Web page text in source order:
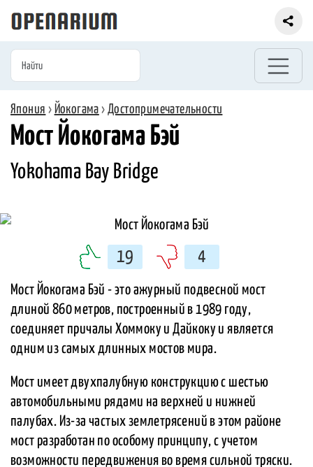
Япония › Йокогама ›Достопримечательности
Мост Йокогама Бэй
Yokohama Bay Bridge
19 4
Мост Йокогама Бэй - это ажурный подвесной мост
длиной 860 метров, построенный в 1989 году,
соединяет причалы Хоммоку и Дайкоку и является
одним из самых длинных мостов мира.
Мост имеет двухпалубную конструкцию с шестью
автомобильными рядами на верхней и нижней
палубах. Из-за частых землетрясений в этом районе
мост разработан по особому принципу, с учетом
возможности передвижения во время сильной тряски.